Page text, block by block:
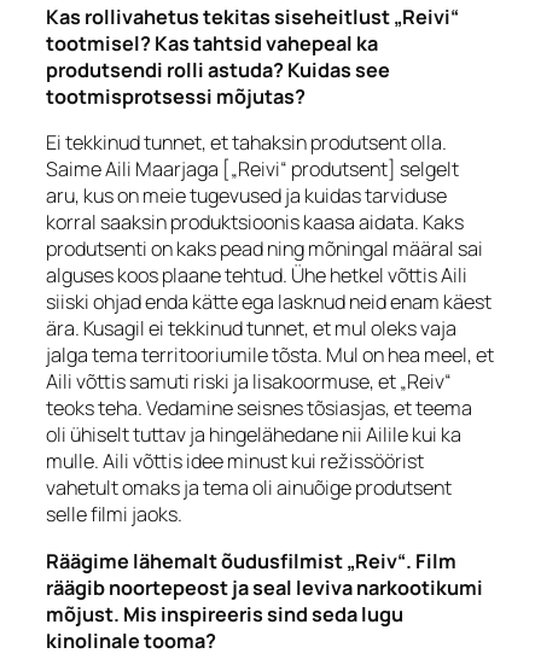
Kas rollivahetus tekitas siseheitlust „Reivi“
tootmisel? Kas tahtsid vahepeal ka
produtsendi rolli astuda? Kuidas see
tootmisprotsessi mõjutas?
Ei tekkinud tunnet, et tahaksin produtsent olla.
Saime Aili Maarjaga [„Reivi“ produtsent] selgelt
aru, kus on meie tugevused ja kuidas tarviduse
korral saaksin produktsioonis kaasa aidata. Kaks
produtsenti on kaks pead ning mõningal määral sai
alguses koos plaane tehtud. Ühe hetkel võttis Aili
siiski ohjad enda kätte ega lasknud neid enam käest
ära. Kusagil ei tekkinud tunnet, et mul oleks vaja
jalga tema territooriumile tõsta. Mul on hea meel, et
Aili võttis samuti riski ja lisakoormuse, et „Reiv“
teoks teha. Vedamine seisnes tõsiasjas, et teema
oli ühiselt tuttav ja hingelähedane nii Ailile kui ka
mulle. Aili võttis idee minust kui režissöörist
vahetult omaks ja tema oli ainuõige produtsent
selle filmi jaoks.
Räägime lähemalt õudusfilmist „Reiv“. Film
räägib noortepeost ja seal leviva narkootikumi
mõjust. Mis inspireeris sind seda lugu
kinolinale tooma?